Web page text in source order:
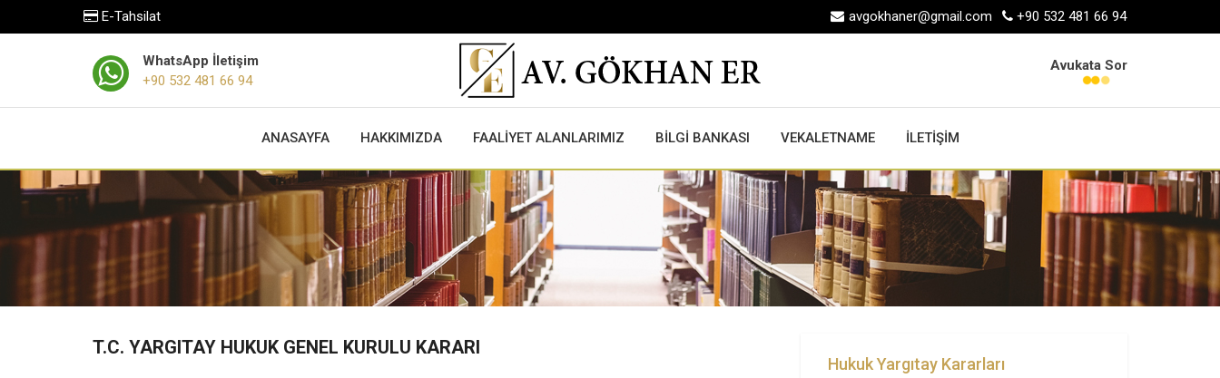
E-Tahsilat avgokhaner@gmail.com +90 532 481 66 94
WhatsApp İletişim
+90 532 481 66 94
Avukata Sor
ANASAYFA HAKKIMIZDA FAALİYET ALANLARIMIZ BİLGİ BANKASI VEKALETNAME İLETİŞİM
T.C. YARGITAY HUKUK GENEL KURULU KARARI
Hukuk Yargıtay Kararları